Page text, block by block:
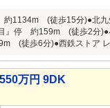
1134m (徒歩15分)●北
目』停 約159m (徒歩2分
(徒歩6分)●西鉄ストア
万円 9DK